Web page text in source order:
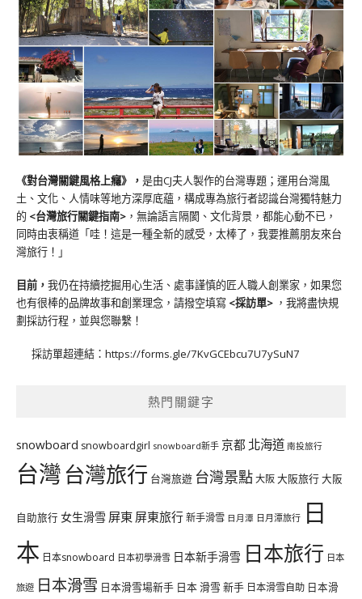
《對台灣關鍵風格上癮》 ， 是由CJ夫人製作的台灣專題；運用台灣風
土、文化、人情味等地方深厚底蘊，構成專為旅行者認識台灣獨特魅力
的 <台灣旅行關鍵指南> ，無論語言隔閡、文化背景，都能心動不已，
同時由衷稱道「哇！這是一種全新的感受，太棒了，我要推薦朋友來台
灣旅行！」
目前， 我仍在持續挖掘用心生活、處事謹慎的匠人職人創業家，如果您
也有很棒的品牌故事和創業理念，請撥空填寫 <採訪單> ，我將盡快規
劃採訪行程，並與您聯繫！
採訪單超連結： https://forms.gle/7KvGCEbcu7U7ySuN7
熱門關鍵字
snowboard snowboardgirl snowboard新手 京都 北海道 南投旅行
台灣台灣旅行 台灣旅遊 台灣景點大阪大阪旅行大阪
自助旅行 女生滑雪 屏東 屏東旅行新手滑雪 日月潭 日月潭旅行 日
本 日本snowboard 日本初學滑雪 日本新手滑雪 日本旅行 日本
旅遊 日本滑雪 日本滑雪場新手 日本 滑雪 新手 日本滑雪自助 日本滑